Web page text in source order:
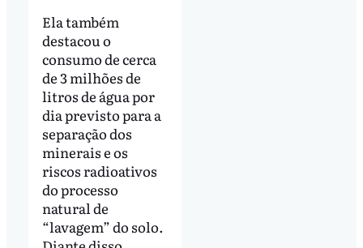
Ela também
destacou o
consumo de cerca
de 3 milhões de
litros de água por
dia previsto para a
separação dos
minerais e os
riscos radioativos
do processo
natural de
“lavagem” do solo.